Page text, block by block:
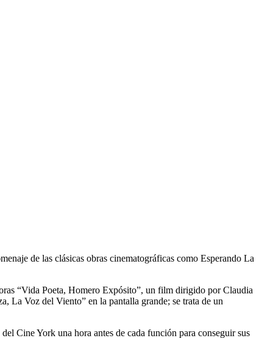
de las clásicas obras cinematográficas como Esperando La
“Vida Poeta, Homero Expósito”, un film dirigido por Claudia
La Voz del Viento” en la pantalla grande; se trata de un
Cine York una hora antes de cada función para conseguir sus